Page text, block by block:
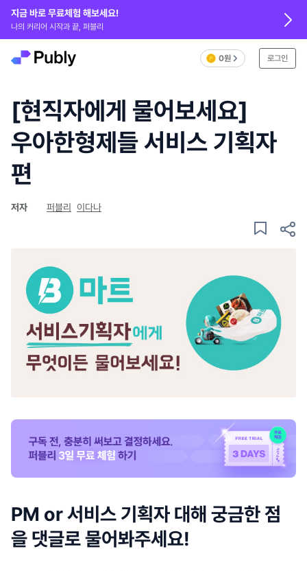
지금 바로 무료체험 해보세요!
나의 커리어 시작과 끝, 퍼블리
0원 로그인
[현직자에게 물어보세요]
우아한형제들 서비스 기획자
편
저자 퍼블리 이다나
PM or 서비스 기획자 대해 궁금한 점
을 댓글로 물어봐주세요!